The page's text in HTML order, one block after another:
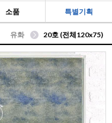
소품 특별기획
유화 20호 (전체120x75)